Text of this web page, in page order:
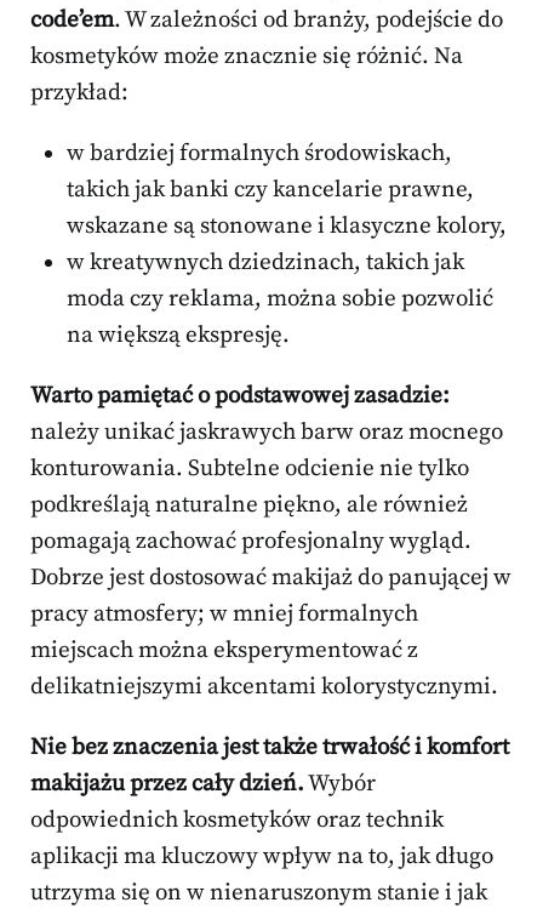
code’em. W zależności od branży, podejście do
kosmetyków może znacznie się różnić. Na
przykład:
w bardziej formalnych środowiskach,
takich jak banki czy kancelarie prawne,
wskazane są stonowane i klasyczne kolory,
w kreatywnych dziedzinach, takich jak
moda czy reklama, można sobie pozwolić
na większą ekspresję.
Warto pamiętać o podstawowej zasadzie:
należy unikać jaskrawych barw oraz mocnego
konturowania. Subtelne odcienie nie tylko
podkreślają naturalne piękno, ale również
pomagają zachować profesjonalny wygląd.
Dobrze jest dostosować makijaż do panującej w
pracy atmosfery; w mniej formalnych
miejscach można eksperymentować z
delikatniejszymi akcentami kolorystycznymi.
Nie bez znaczenia jest także trwałość i komfort
makijażu przez cały dzień.Wybór
odpowiednich kosmetyków oraz technik
aplikacji ma kluczowy wpływ na to, jak długo
utrzyma się on w nienaruszonym stanie i jak